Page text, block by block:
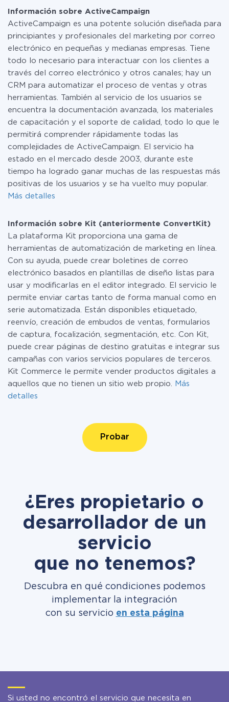
manera segura un plan de tarifa gratuita o cambiar a
uno de pago, si es necesario. Más detalles sobre
tarifas.
(anteriormente ConvertKit)
Información sobre ActiveCampaign
ActiveCampaign es una potente solución diseñada para
principiantes y profesionales del marketing por correo
electrónico en pequeñas y medianas empresas. Tiene
todo lo necesario para interactuar con los clientes a
través del correo electrónico y otros canales; hay un
CRM para automatizar el proceso de ventas y otras
herramientas. También al servicio de los usuarios se
encuentra la documentación avanzada, los materiales
de capacitación y el soporte de calidad, todo lo que le
permitirá comprender rápidamente todas las
complejidades de ActiveCampaign. El servicio ha
estado en el mercado desde 2003, durante este
tiempo ha logrado ganar muchas de las respuestas más
positivas de los usuarios y se ha vuelto muy popular.
Más detalles
Información sobre Kit (anteriormente ConvertKit)
La plataforma Kit proporciona una gama de
herramientas de automatización de marketing en línea.
Con su ayuda, puede crear boletines de correo
electrónico basados en plantillas de diseño listas para
usar y modificarlas en el editor integrado. El servicio le
permite enviar cartas tanto de forma manual como en
serie automatizada. Están disponibles etiquetado,
reenvío, creación de embudos de ventas, formularios
de captura, focalización, segmentación, etc. Con Kit,
puede crear páginas de destino gratuitas e integrar sus
campañas con varios servicios populares de terceros.
Kit Commerce le permite vender productos digitales a
aquellos que no tienen un sitio web propio.
Más
detalles
Probar
¿Eres propietario o
desarrollador de un
servicio
que no tenemos?
Descubra en qué condiciones podemos
implementar la integración
con su servicio en esta página
Si usted no encontró el servicio que necesita en